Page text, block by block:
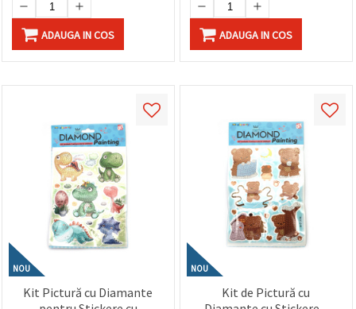
ADAUGA IN COS ADAUGA IN COS
NOU
Kit Pictură cu Diamante
NOU
Kit de Pictură cu